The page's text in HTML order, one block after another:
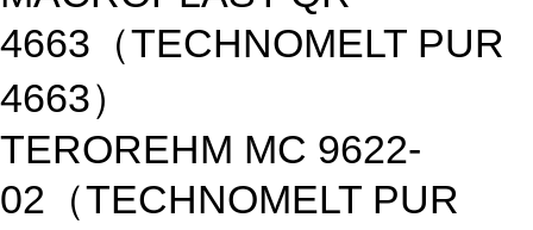
4663（TECHNOMELT PUR
4663）
TEROREHM MC 9622-
02（TECHNOMELT PUR